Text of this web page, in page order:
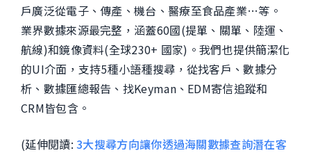
戶廣泛從電子、傳產、機台、醫療至食品產業…等。
業界數據來源最完整，涵蓋60國(提單、關單、陸運、
航線)和鏡像資料(全球230+ 國家)。我們也提供簡潔化
的UI介面，支持5種小語種搜尋，從找客戶、數據分
析、數據匯總報告、找Keyman、EDM寄信追蹤和
CRM皆包含。
(延伸閱讀:3大搜尋方向讓你透過海關數據查詢潛在客